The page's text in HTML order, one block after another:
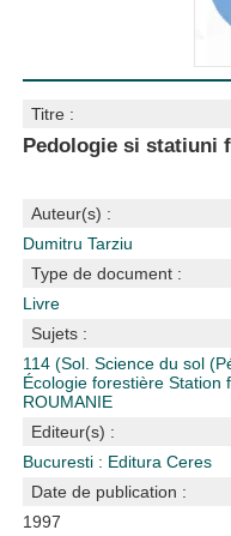
Titre :
Pedologie si statiuni
Auteur(s) :
Dumitru Tarziu
Type de document :
Livre
Sujets :
114 (Sol. Science du sol
Écologie forestièreStation
ROUMANIE
Editeur(s) :
Bucuresti : Editura Ceres
Date de publication :
1997